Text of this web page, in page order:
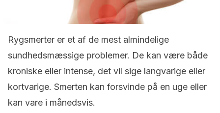
Rygsmerter er et af de mest almindelige
sundhedsmæssige problemer. De kan være både
kroniske eller intense, det vil sige langvarige eller
kortvarige. Smerten kan forsvinde på en uge eller
kan vare i månedsvis.